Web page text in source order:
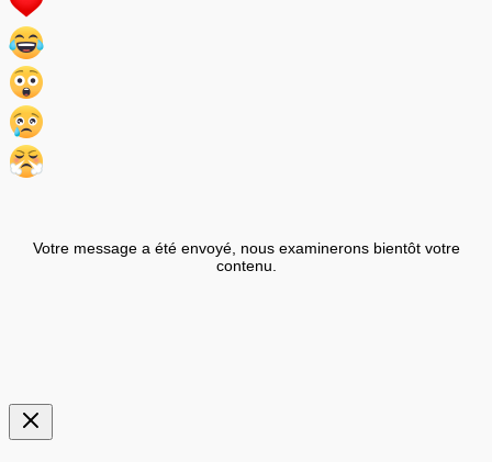
Votre message a été envoyé, nous examinerons bientôt votre
contenu.